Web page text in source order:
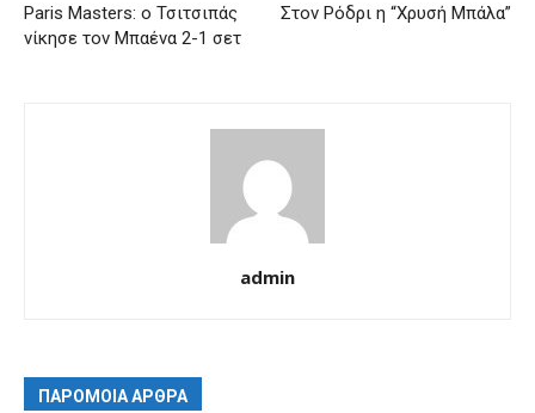
Paris Masters: ο Τσιτσιπάς
νίκησε τον Μπαένα 2-1 σετ
Στον Ρόδρι η “Χρυσή Μπάλα”
admin
ΠΑΡΟΜΟΙΑ ΑΡΘΡΑ